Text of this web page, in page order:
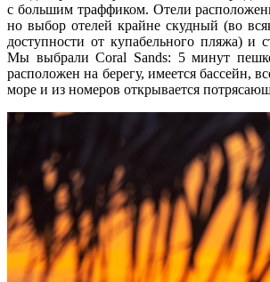
с большим траффиком. Отели
но выбор отелей крайне скудный (во
доступности от купабельного пляжа) и
Мы выбрали Coral Sands: 5 минут
расположен на берегу, имеется бассейн,
море и из номеров открывается